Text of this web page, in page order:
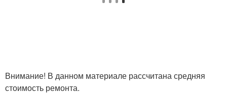
Внимание! В данном материале рассчитана средняя
стоимость ремонта.